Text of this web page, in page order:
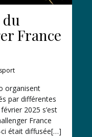
France
organisent
par différentes
2025 s’est
France
ci était diffusée[…]